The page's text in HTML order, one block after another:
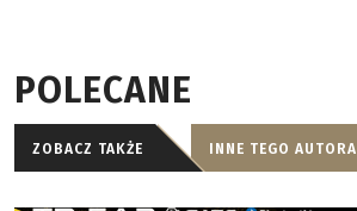
POLECANE
ZOBACZ TAKŻE INNE TEGO AUTORA